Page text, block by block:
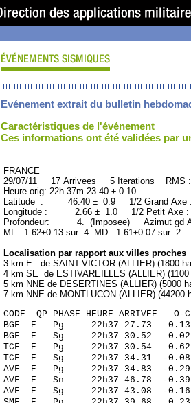
Evénement extrait du bulletin
Caractéristiques de l'événement
Ces informations ont été validées par
FRANCE ORID :
29/07/11 17 Arrivees 5 Iterations RMS
Heure orig: 22h 37m 23.40 ± 0.10
Latitude : 46.40 ± 0.9 1/2 Grand
Longitude : 2.66 ± 1.0 1/2 Petit Axe
Profondeur: 4. (Imposee) Azimut gd
ML : 1.62±0.13 sur 4 MD : 1.61±0.07 sur 2
Localisation par rapport aux villes proches
3 km E de SAINT-VICTOR (ALLIER) (1800
4 km SE de ESTIVAREILLES (ALLIER) (1100
5 km NNE de DESERTINES (ALLIER) (5000
7 km NNE de MONTLUCON (ALLIER) (44200
CODE QP PHASE HEURE
BGF E Pg 22h37 27.73
BGF E Sg 22h37 30.52
TCF E Pg 22h37 30.54 0.62
TCF E Sg 22h37 34.31 -
AVF E Pg 22h37 34.83 -
AVF E Sn 22h37 46.78 -
AVF E Sg 22h37 43.08 -